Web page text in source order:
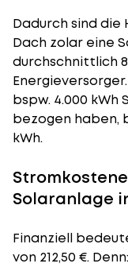
Dadurch sind
Dach zolar eine
durchschnittlich
bspw. 4.000
bezogen haben,
kWh.
Solaranlage
Finanziell
von 212,50 €. Denn: